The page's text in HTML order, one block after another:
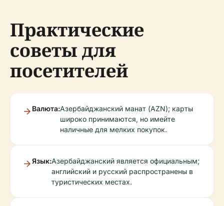
Практические
советы для
посетителей
Валюта:Азербайджанский манат (AZN); карты
широко принимаются, но имейте
наличные для мелких покупок.
Язык:Азербайджанский является официальным;
английский и русский распространены в
туристических местах.